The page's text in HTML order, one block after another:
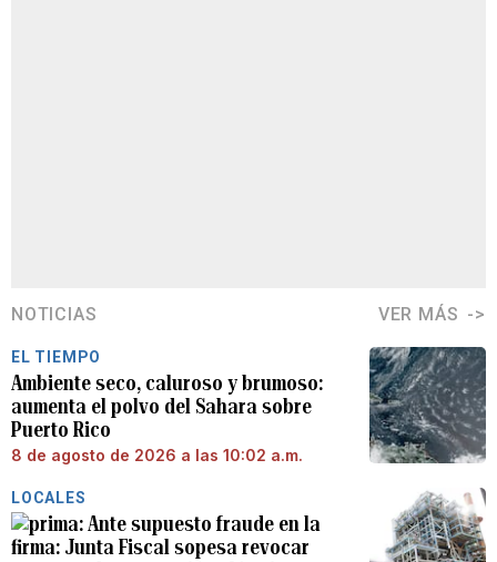
NOTICIAS VER MÁS
EL TIEMPO
Ambiente seco, caluroso y brumoso:
aumenta el polvo del Sahara sobre
Puerto Rico
8 de agosto de 2026 a las 10:02 a.m.
LOCALES
Ante supuesto fraude en la
firma: Junta Fiscal sopesa revocar